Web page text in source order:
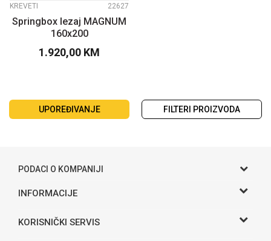
KREVETI 22627
Springbox lezaj MAGNUM
160x200
1.920,00 KM
UPOREĐIVANJE FILTERI PROIZVODA
PODACI O KOMPANIJI
Gama S doo
Adresa
INFORMACIJE
O nama
KORISNIČKI SERVIS